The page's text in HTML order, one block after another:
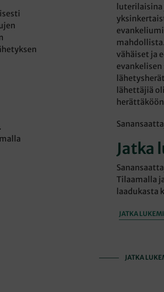
luterilaisina
vähäiset ja
lähettäjiä
Jatka
Tilaamalla
laadukasta
JATKA
JATKA